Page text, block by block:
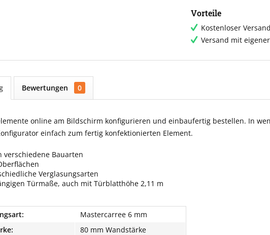
Vorteile
Kostenloser
Versand mit
Bewertungen 0
online am Bildschirm konfigurieren und einbaufertig bestellen. In
einfach zum fertig konfektionierten Element.
verschiedene Bauarten
Verglasungsarten
Türmaße, auch mit Türblatthöhe 2,11 m
Mastercarree 6 mm
80 mm Wandstärke